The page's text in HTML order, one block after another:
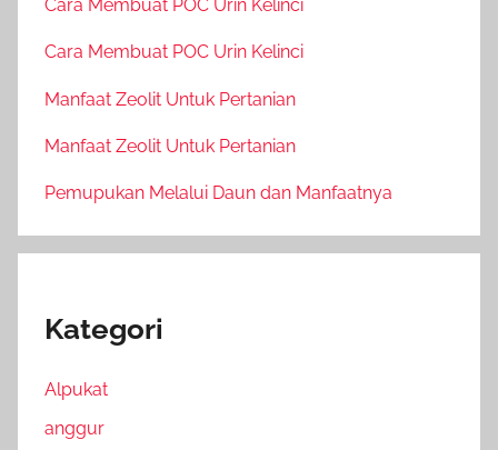
Cara Membuat POC Urin Kelinci
Cara Membuat POC Urin Kelinci
Manfaat Zeolit Untuk Pertanian
Manfaat Zeolit Untuk Pertanian
Pemupukan Melalui Daun dan Manfaatnya
Kategori
Alpukat
anggur